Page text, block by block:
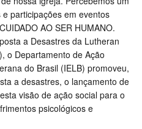
participações em eventos
AO SER HUMANO.
a Desastres da Lutheran
o Departamento de Ação
do Brasil (IELB) promoveu,
a desastres, o lançamento de
visão de ação social para o
psicológicos e